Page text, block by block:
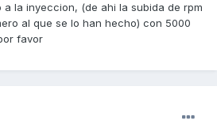
la inyeccion, (de ahi la subida de rpm
al que se lo han hecho) con 5000
favor